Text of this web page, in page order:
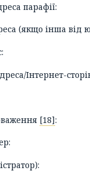
парафії:
(якщо інша від
Інтернет-
[18]: